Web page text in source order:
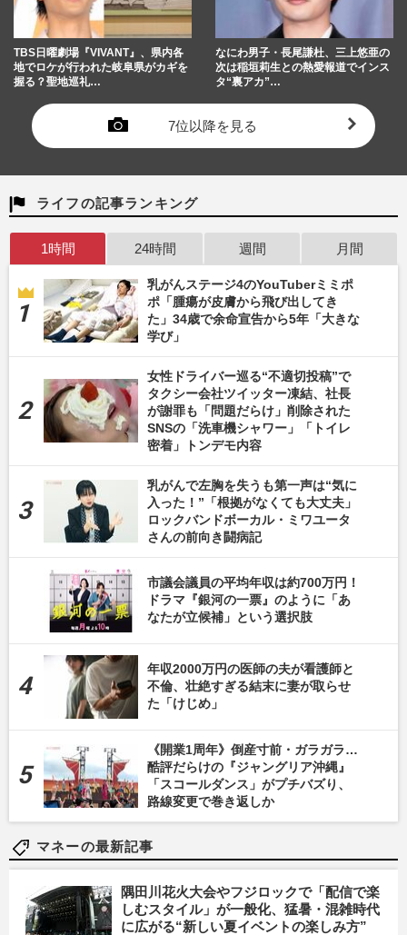
TBS日曜劇場『VIVANT』、県内各
地でロケが行われた岐阜県がカギを
握る？聖地巡礼…
なにわ男子・長尾謙杜、三上悠亜の
次は稲垣莉生との熱愛報道でインス
タ“裏アカ”…
7位以降を見る
ライフの記事ランキング
1時間 24時間 週間 月間
乳がんステージ4のYouTuberミミポ
ポ「腫瘍が皮膚から飛び出してき
た」34歳で余命宣告から5年「大きな
学び」
女性ドライバー巡る“不適切投稿”で
タクシー会社ツイッター凍結、社長
が謝罪も「問題だらけ」削除された
SNSの「洗車機シャワー」「トイレ
密着」トンデモ内容
乳がんで左胸を失うも第一声は“気に
入った！”「根拠がなくても大丈夫」
ロックバンドボーカル・ミワユータ
さんの前向き闘病記
市議会議員の平均年収は約700万円！
ドラマ『銀河の一票』のように「あ
なたが立候補」という選択肢
年収2000万円の医師の夫が看護師と
不倫、壮絶すぎる結末に妻が取らせ
た「けじめ」
《開業1周年》倒産寸前・ガラガラ…
酷評だらけの『ジャングリア沖縄』
「スコールダンス」がプチバズり、
路線変更で巻き返しか
マネーの最新記事
隅田川花火大会やフジロックで「配信で楽
しむスタイル」が一般化、猛暑・混雑時代
に広がる“新しい夏イベントの楽しみ方”